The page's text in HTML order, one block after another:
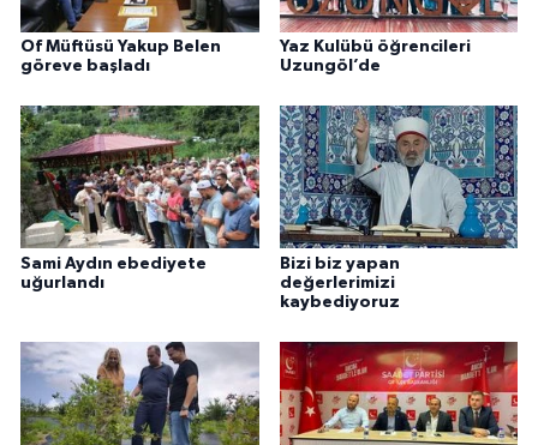
Of Müftüsü Yakup Belen
göreve başladı
Yaz Kulübü öğrencileri
Uzungöl’de
Sami Aydın ebediyete
uğurlandı
Bizi biz yapan
değerlerimizi
kaybediyoruz